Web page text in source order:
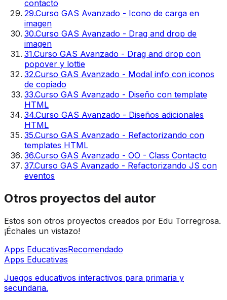
contacto
29.Curso GAS Avanzado - Icono de carga en
imagen
30.Curso GAS Avanzado - Drag and drop de
imagen
31.Curso GAS Avanzado - Drag and drop con
popover y lottie
32.Curso GAS Avanzado - Modal info con iconos
de copiado
33.Curso GAS Avanzado - Diseño con template
HTML
34.Curso GAS Avanzado - Diseños adicionales
HTML
35.Curso GAS Avanzado - Refactorizando con
templates HTML
36.Curso GAS Avanzado - OO - Class Contacto
37.Curso GAS Avanzado - Refactorizando JS con
eventos
Otros proyectos del autor
Estos son otros proyectos creados por Edu Torregrosa.
¡Échales un vistazo!
Apps EducativasRecomendado
Apps Educativas
Juegos educativos interactivos para primaria y
secundaria.